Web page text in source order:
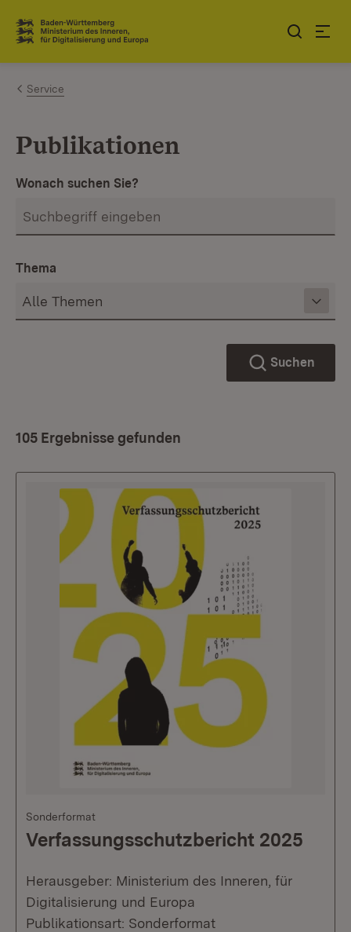
Zum Inhalt springen
Link zur Startseite
Service
Publikationen
Wonach suchen Sie?
Thema
Suchen
105 Ergebnisse gefunden
Sonderformat
Verfassungsschutzbericht 2025
Herausgeber: Ministerium des Inneren, für
Digitalisierung und Europa
Publikationsart: Sonderformat